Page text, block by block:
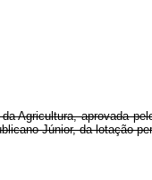
Agricultura, aprovada
Júnior, da lotação